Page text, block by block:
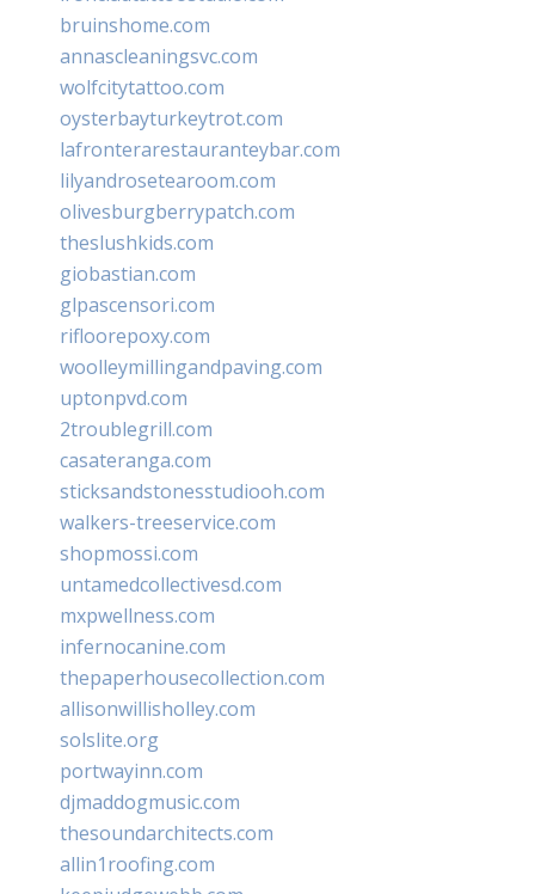
bruinshome.com
annascleaningsvc.com
wolfcitytattoo.com
oysterbayturkeytrot.com
lafronterarestauranteybar.com
lilyandrosetearoom.com
olivesburgberrypatch.com
theslushkids.com
giobastian.com
glpascensori.com
rifloorepoxy.com
woolleymillingandpaving.com
uptonpvd.com
2troublegrill.com
casateranga.com
sticksandstonesstudiooh.com
walkers-treeservice.com
shopmossi.com
untamedcollectivesd.com
mxpwellness.com
infernocanine.com
thepaperhousecollection.com
allisonwillisholley.com
solslite.org
portwayinn.com
djmaddogmusic.com
thesoundarchitects.com
allin1roofing.com